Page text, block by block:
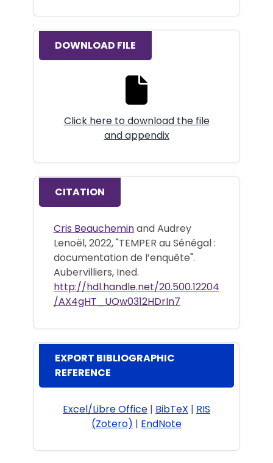
DOWNLOAD FILE
Click here to download the file
and appendix
CITATION
Cris Beaucheminand Audrey
Lenoël, 2022, "TEMPER au Sénégal :
documentation de l’enquête".
Aubervilliers, Ined.
http://hdl.handle.net/20.500.12204
/AX4gHT_UQw0312HDrIn7
EXPORT BIBLIOGRAPHIC
REFERENCE
Excel/Libre Office | BibTeX | RIS
(Zotero) | EndNote